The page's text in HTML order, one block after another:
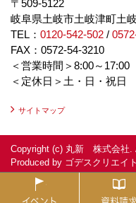
〒509-5122
岐阜県土岐市土岐津町土
TEL： 0120-542-502 /
FAX：0572-54-3210
＜営業時間＞8:00～17:00
＜定休日＞土・日・祝日
サイトマップ
Copyright (c) 丸新 株式会社.
Produced by ゴデスクリエイト